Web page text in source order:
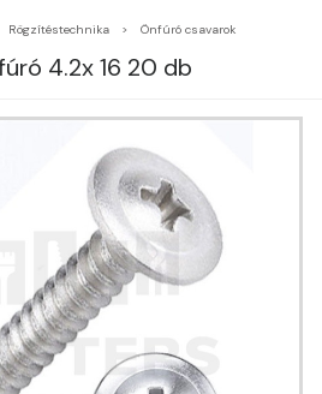
Rögzítéstechnika Önfúró csavarok
4.2x 16 20 db